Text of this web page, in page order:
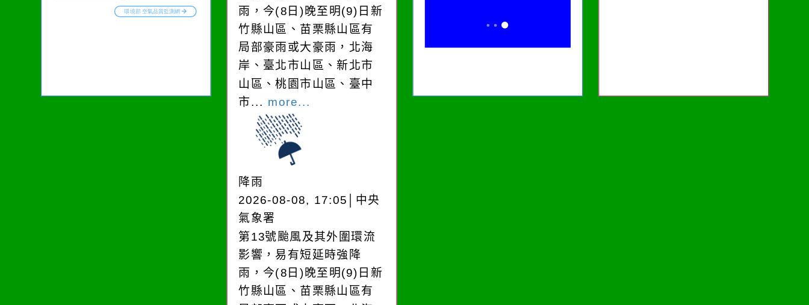
雨，今(8日)晚至明(9)日新
竹縣山區、苗栗縣山區有
局部豪雨或大豪雨，北海
岸、臺北市山區、新北市
山區、桃園市山區、臺中
市... more...
降雨
2026-08-08, 17:05│中央
氣象署
第13號颱風及其外圍環流
影響，易有短延時強降
雨，今(8日)晚至明(9)日新
竹縣山區、苗栗縣山區有